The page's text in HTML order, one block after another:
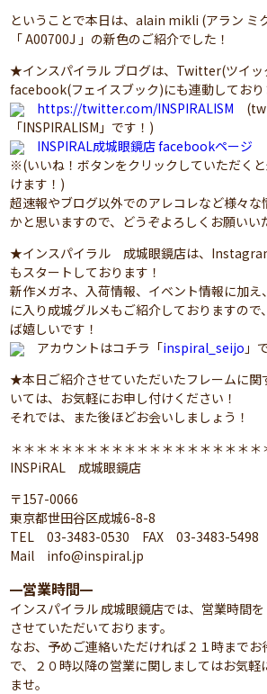
ということで本日は、alain mikli (アラン
「 A00700J 」の新色のご紹介でした！
★インスパイラル ブログは、Twitter(ツイッ
facebook(フェイスブック)にも連動しており
https://twitter.com/INSPIRALISM
「INSPIRALISM」です！)
INSPIRAL成城眼鏡店 facebookページ
※(いいね！ボタンをクリックしていただく
けます！)
超速報やブログ以外でのアレコレなど様々な
かと思いますので、どうぞよろしくお願いい
★インスパイラル 成城眼鏡店は、
もスタートしております！
新作メガネ、入荷情報、イベント情報に加
に入り成城グルメもご紹介しておりますの
ば嬉しいです！
アカウントはコチラ「inspiral_seijo 」
★本日ご紹介させていただいたフレームに関
いては、お気軽にお申し付けください！
それでは、また後ほどお会いしましょう！
＊＊＊＊＊＊＊＊＊＊＊＊＊＊＊＊＊＊＊＊
INSPiRAL 成城眼鏡店
〒157-0066
東京都世田谷区成城6-8-8
TEL 03-3483-0530 FAX 03-3483-5498
Mail info@inspiral.jp
━営業時間━
インスパイラル 成城眼鏡店では、営業時間
させていただいております。
なお、予めご連絡いただければ２１時までお
で、２０時以降の営業に関しましてはお気軽
ませ。